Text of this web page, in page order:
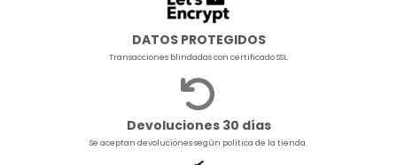
DATOS PROTEGIDOS
Transacciones blindadas con certificado SSL.
Devoluciones 30 días
Se aceptan devoluciones según política de la tienda.